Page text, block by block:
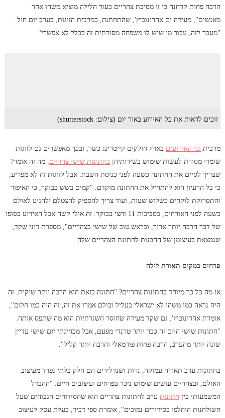
הרבה פחות קרחנה כי זו מסיבת צהריים בעוד הלילה מוציא משהו אחר
מאנשים", מעידה ים אהרונוביץ', שהתחתנה, כמרבית הזוגות, בערב יום חול.
"מעבר לזה, עבור מי שיש לו משפחה מסורתית זה בכלל לא אפשרי".
זוכים לראות את כל האירוע באור יום (צילום: shutterstock)
מרבית גני האירועים בארץ חולקים קייטרינג כשר, ובכך מאפשרים גם לזוגות
שומרי מסורת לעשות שימוש בשירותיהן בחתונות שישי צהריים. מה זה אומר?
שצריך לסיים את החתונה כשעה לפני כניסת השבת. אבל לזוגות זה לא מפריע,
כי כל הרעיון הוא להתחיל את החתונה מוקדם. "קמים בשש בבוקר, כי האיפור
והתסרוקת לוקחים כשלוש שעות, ועוד צריך להספיק להצטלם ולהגיע לאולם
כשעה לפני האורחים, בסביבות 11 וחצי בבוקר. זה אולי קשה אבל האירוע בסופו
של דבר הרבה יותר ארוך, ובראש טוב של שישי בצהריים", מספרת רוני שקד,
שנמצאת בעיצומן של ההכנות לחתונת הצהריים שלה.
פרחים במקום תאורת לילה
אז מה כל כך מיוחד בחתונות צהריים? "חתונה כזאת היא הרבה יותר שיקית. זה
היה נראה כמו משהו לא ישראלי בעליל וכולם אמרו את זה, זה היה כמו חלום",
אומרת אהרונוביץ'. גם שקד מעידה שחוסר השגרתיות הוא מה שתפס אותה.
"חתונות שישי היום זה כבר יותר טרנדי מפעם, אבל מבחינתי יום שישי עדיין
שונה יותר מהערב, הרבה פחות פורמאלי והרבה יותר קליל".
בחתונות ערב תאורה עמוקה, נרות ושנדלירים הם חלק בלתי נפרד מעיצוב
האולם, ובצהריים עושים שימוש ניכר בפרחים ועיצובים חיים. "ההבדל
המשמעותי בין חתונותערב לחתונות צהריים הוא שהסידורים הגבוהים שעל
השולחנות הוחלפו בסידורים נמוכים", אומרת ספי דביר, בעלת עסק לעיצוב